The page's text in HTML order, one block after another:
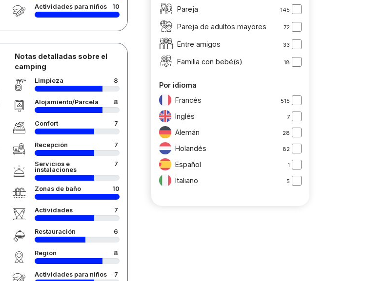
Actividades para niños 10
Notas detalladas sobre el
camping
Limpieza 8
Alojamiento/Parcela 8
Confort 7
Recepción 7
Servicios e
instalaciones
7
Zonas de baño 10
Actividades 7
Restauración 6
Región 8
Actividades para niños 7
Pareja 145
Pareja de adultos mayores 72
Entre amigos 33
Familia con bebé(s) 18
Por idioma
Francés
515
Inglés 7
Alemán 28
Holandés 82
Español 1
Italiano 5